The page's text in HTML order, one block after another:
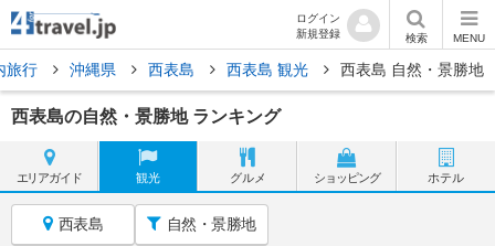
ログイン
新規登録
検索 MENU
旅行 沖縄県 西表島 西表島 観光 西表島 自然・景勝地
西表島の自然・景勝地 ランキング
エリアガイド 観光 グルメ ショッピング ホテル
西表島 自然・景勝地